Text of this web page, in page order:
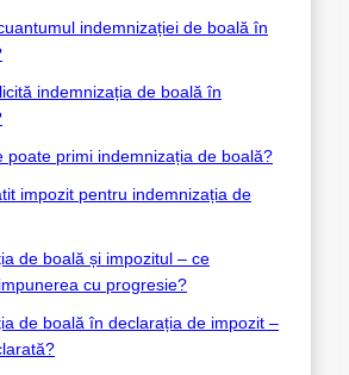
indemnizației de boală în
indemnizația de boală în
poate primi indemnizația de boală?
impozit pentru indemnizația de
de boală și impozitul – ce
cu progresie?
de boală în declarația de impozit –